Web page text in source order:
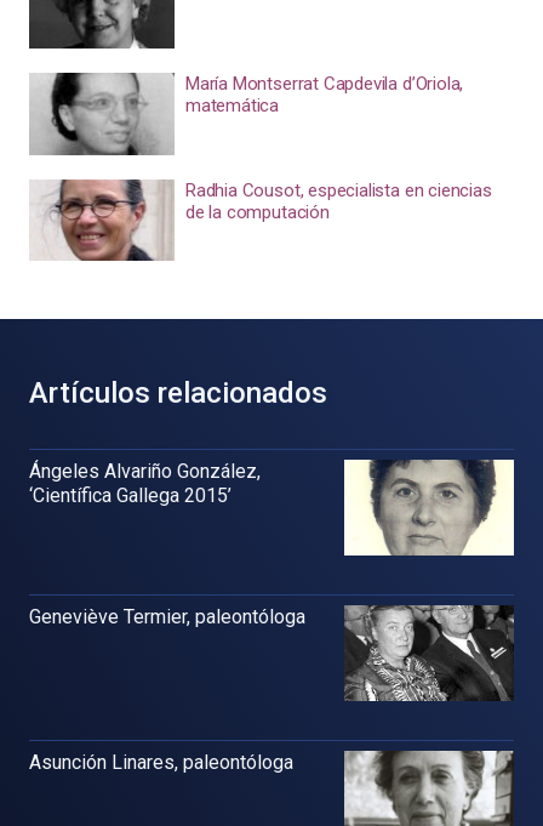
María Montserrat Capdevila d’Oriola,
matemática
Radhia Cousot, especialista en ciencias
de la computación
Artículos relacionados
Ángeles Alvariño González,
‘Científica Gallega 2015’
Geneviève Termier, paleontóloga
Asunción Linares, paleontóloga